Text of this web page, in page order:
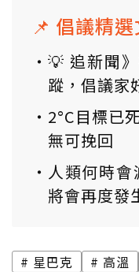
📌 倡議精
💡 追新聞
蹤，倡議家
2°C目標已
無可挽回
人類何時
將會再度發
星巴克 高溫